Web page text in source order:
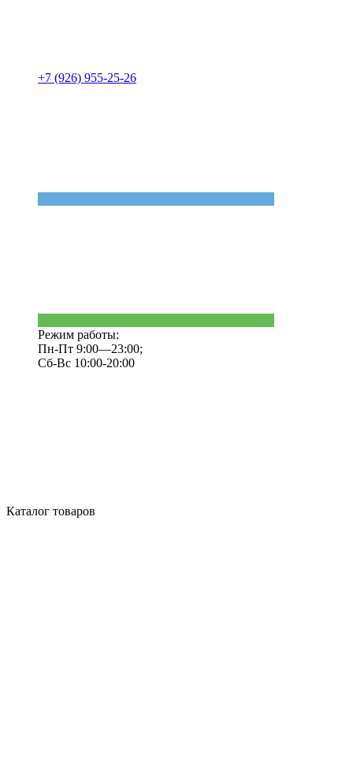
+7 (926) 955-25-26
Режим работы:
Пн-Пт 9:00—23:00;
Сб-Вс 10:00-20:00
Каталог товаров